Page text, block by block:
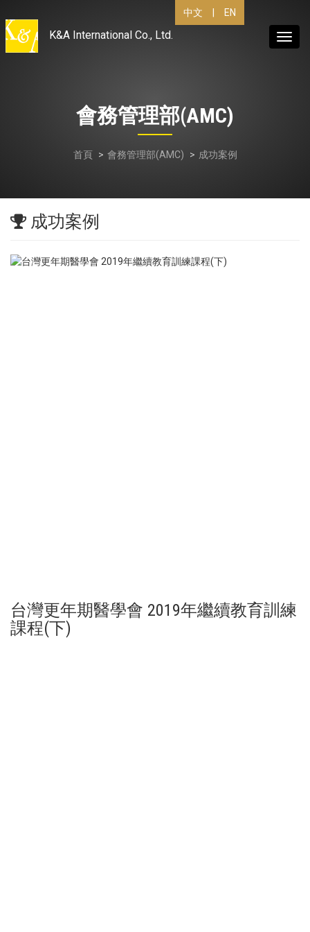
中文 EN
K&A International Co., Ltd.
會務管理部(AMC)
首頁 會務管理部(AMC) 成功案例
成功案例
台灣更年期醫學會 2019年繼續教育訓練
課程(下)